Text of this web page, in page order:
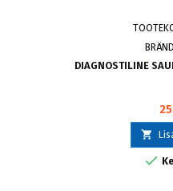
DIAGNOSTILINE

